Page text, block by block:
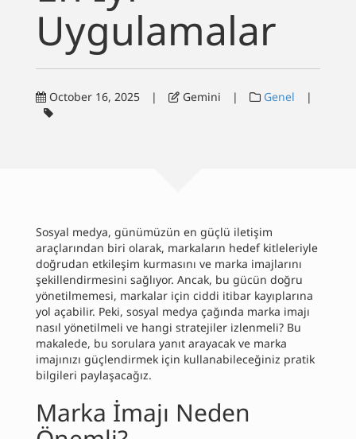
Yayın
Yazılar
English
Uygulamalar
October 16, 2025 | Gemini | Genel |
Sosyal medya, günümüzün en güçlü iletişim
araçlarından biri olarak, markaların hedef kitleleriyle
doğrudan etkileşim kurmasını ve marka imajlarını
şekillendirmesini sağlıyor. Ancak, bu gücün doğru
yönetilmemesi, markalar için ciddi itibar kayıplarına
yol açabilir. Peki, sosyal medya çağında marka imajı
nasıl yönetilmeli ve hangi stratejiler izlenmeli? Bu
makalede, bu sorulara yanıt arayacak ve marka
imajınızı güçlendirmek için kullanabileceğiniz pratik
bilgileri paylaşacağız.
Marka İmajı Neden